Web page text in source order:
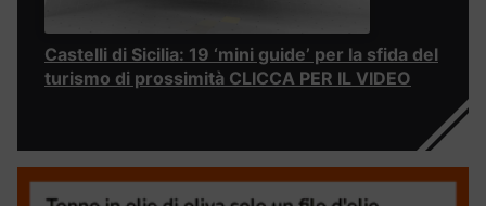
Castelli di Sicilia: 19 ‘mini guide’ per la sfida del
turismo di prossimità CLICCA PER IL VIDEO